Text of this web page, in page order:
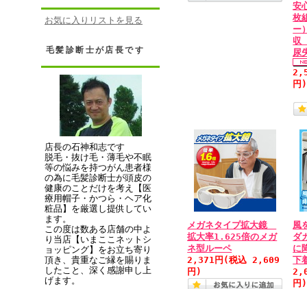
お気に入りリストを見る
毛髪診断士が店長です
店長の石神和志です
脱毛・抜け毛・薄毛や不眠
等の悩みを持つがん患者様
の為に毛髪診断士が頭皮の
健康のことだけを考え【医
療用帽子・かつら・ヘア化
粧品】を厳選し提供してい
ます。
この度は数ある店舗の中よ
り当店【いまここネットシ
ョッピング】をお立ち寄り
頂き、貴重なご縁を賜りま
したこと、深く感謝申し上
げます。
安
枚
ー
収
尿
円)
メガネタイプ拡大鏡
拡大率1.625倍のメガ
ネ型ルーペ
2,371円 (税込 2,609
円)
風
ダ
に
下
円)